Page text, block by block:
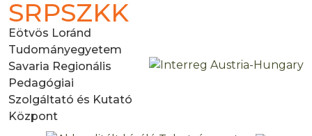
SRPSZKK
Eötvös Loránd
Tudományegyetem
Savaria Regionális
Pedagógiai
Szolgáltató és Kutató
Központ